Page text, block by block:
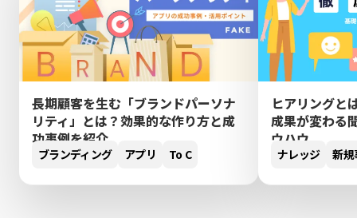
長期顧客を生む「ブランドパーソナ
リティ」とは？効果的な作り方と成
功事例を紹介
ブランディング アプリ To C
ヒアリングと
成果が変わる
ウハウ
ナレッジ 新規